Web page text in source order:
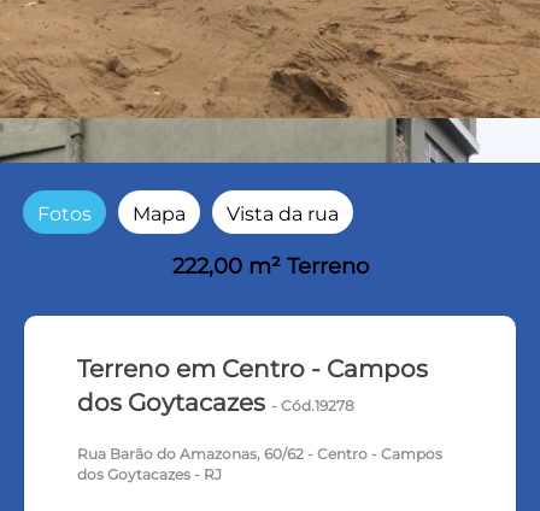
Fotos Mapa Vista da rua
222,00 m² Terreno
Terreno em Centro - Campos
dos Goytacazes- Cód.19278
Rua Barão do Amazonas, 60/62 - Centro - Campos
dos Goytacazes - RJ